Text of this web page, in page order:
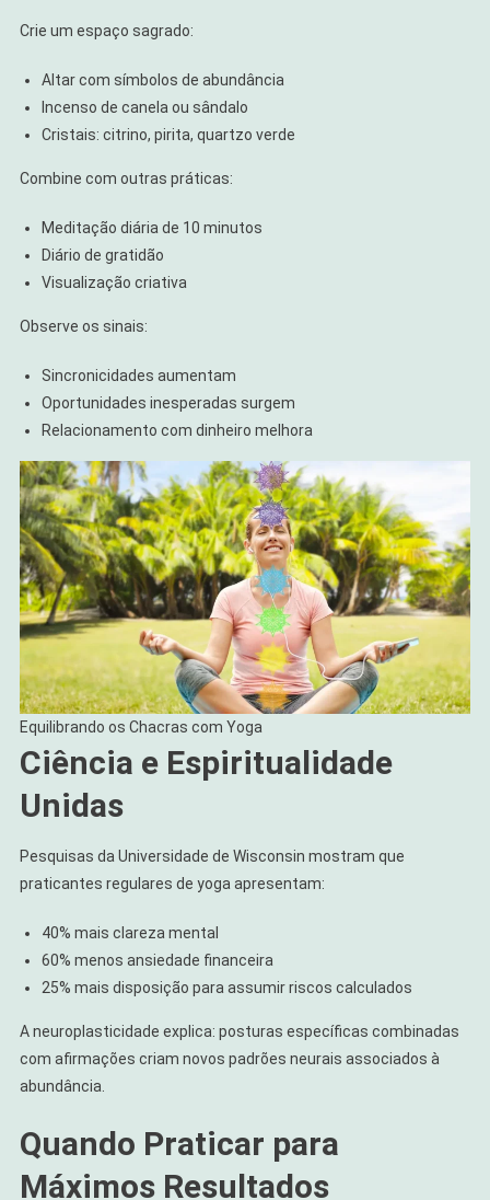
Crie um espaço sagrado:
Altar com símbolos de abundância
Incenso de canela ou sândalo
Cristais: citrino, pirita, quartzo verde
Combine com outras práticas:
Meditação diária de 10 minutos
Diário de gratidão
Visualização criativa
Observe os sinais:
Sincronicidades aumentam
Oportunidades inesperadas surgem
Relacionamento com dinheiro melhora
Equilibrando os Chacras com Yoga
Ciência e Espiritualidade
Unidas
Pesquisas da Universidade de Wisconsin mostram que
praticantes regulares de yoga apresentam:
40% mais clareza mental
60% menos ansiedade financeira
25% mais disposição para assumir riscos calculados
A neuroplasticidade explica: posturas específicas combinadas
com afirmações criam novos padrões neurais associados à
abundância.
Quando Praticar para
Máximos Resultados